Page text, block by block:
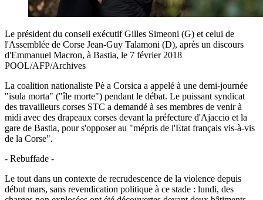
Le président du conseil exécutif Gilles Simeoni (G) et celui de
l'Assemblée de Corse Jean-Guy Talamoni (D), après un discours
d'Emmanuel Macron, à Bastia, le 7 février 2018
POOL/AFP/Archives
La coalition nationaliste Pè a Corsica a appelé à une demi-journée
"isula morta" ("île morte") pendant le débat. Le puissant syndicat
des travailleurs corses STC a demandé à ses membres de venir à
midi avec des drapeaux corses devant la préfecture d'Ajaccio et la
gare de Bastia, pour s'opposer au "mépris de l'Etat français vis-à-vis
de la Corse".
- Rebuffade -
Le tout dans un contexte de recrudescence de la violence depuis
début mars, sans revendication politique à ce stade : lundi, des